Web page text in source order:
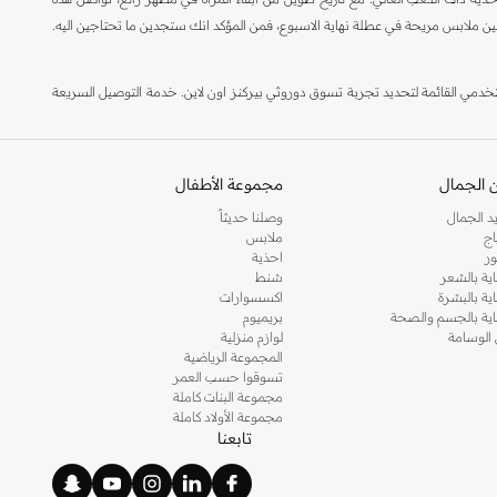
ملابس مريحة في عطلة نهاية الاسبوع، فمن المؤكد انك ستجدين ما تحتاجين اليه.
القائمة لتحديد تجربة تسوق دوروثي بيركنز اون لاين. خدمة التوصيل السريعة
الجمال
الجمال
بالشعر
بالبشرة
بالجسم والصحة
الوسامة
مجموعة الأطفال
وصلنا حديثاً
ملابس
احذية
شنط
اكسسوارات
بريميوم
لوازم منزلية
المجموعة الرياضية
تسوقوا حسب العمر
مجموعة البنات كاملة
مجموعة الأولاد كاملة
تابعنا